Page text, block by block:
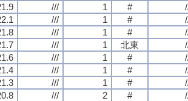
/// 1 #
/// 1 #
/// 1 #
/// 1 北東
/// 1 #
/// 1 #
/// 1 #
/// 2 #